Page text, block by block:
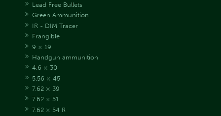
Lead Free Bullets
Green Ammunition
IR - DIM Tracer
Frangible
9 × 19
Handgun ammunition
4.6 × 30
5.56 × 45
7.62 × 39
7.62 × 51
7.62 × 54 R